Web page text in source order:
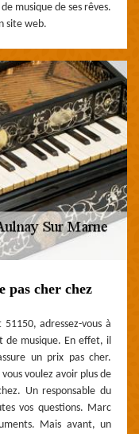
musique de ses rêves.
site web.
pas cher chez
adressez-vous à
de musique. En effet, il
un prix pas cher.
voulez avoir plus de
Un responsable du
vos questions. Marc
Mais avant, un